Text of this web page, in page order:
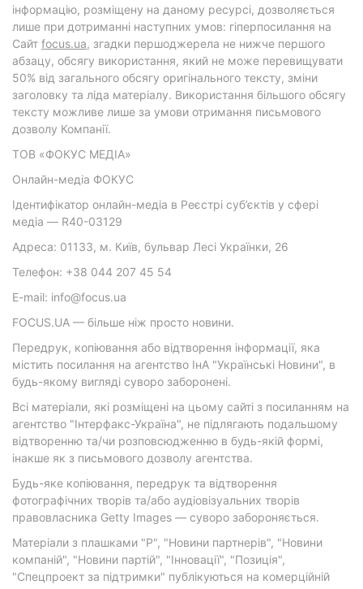
інформацію, розміщену на даному ресурсі, дозволяється
лише при дотриманні наступних умов: гіперпосилання на
Cайт focus.ua, згадки першоджерела не нижче першого
абзацу, обсягу використання, який не може перевищувати
50% від загального обсягу оригінального тексту, зміни
заголовку та ліда матеріалу. Використання більшого обсягу
тексту можливе лише за умови отримання письмового
дозволу Компанії.
ТОВ «ФОКУС МЕДІА»
Онлайн-медіа ФОКУС
Ідентифікатор онлайн-медіа в Реєстрі суб’єктів у сфері
медіа — R40-03129
Адреса: 01133, м. Київ, бульвар Лесі Українки, 26
Телефон: +38 044 207 45 54
E-mail: info@focus.ua
FOCUS.UA — більше ніж просто новини.
Передрук, копіювання або відтворення інформації, яка
містить посилання на агентство ІнА "Українські Новини", в
будь-якому вигляді суворо заборонені.
Всі матеріали, які розміщені на цьому сайті з посиланням на
агентство "Інтерфакс-Україна", не підлягають подальшому
відтворенню та/чи розповсюдженню в будь-якій формі,
інакше як з письмового дозволу агентства.
Будь-яке копіювання, передрук та відтворення
фотографічних творів та/або аудіовізуальних творів
правовласника Getty Images — суворо забороняється.
Матеріали з плашками "Р", "Новини партнерів", "Новини
компаній", "Новини партій", "Інновації", "Позиція",
"Спецпроект за підтримки" публікуються на комерційній